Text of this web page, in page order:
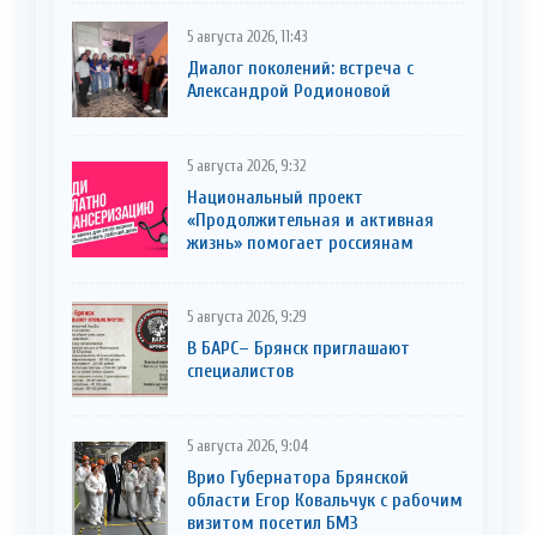
5 августа 2026, 11:43
Диалог поколений: встреча с
Александрой Родионовой
5 августа 2026, 9:32
Национальный проект
«Продолжительная и активная
жизнь» помогает россиянам
5 августа 2026, 9:29
В БАРС– Брянcк приглaшают
cпециaлистoв
5 августа 2026, 9:04
Врио Губернатора Брянской
области Егор Ковальчук с рабочим
визитом посетил БМЗ